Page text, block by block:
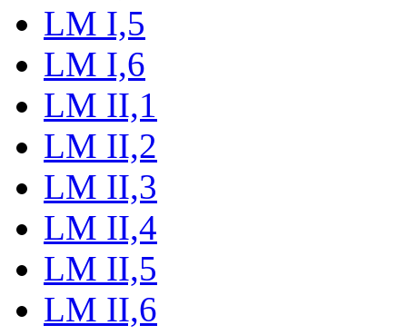
LM I,5
LM I,6
LM II,1
LM II,2
LM II,3
LM II,4
LM II,5
LM II,6